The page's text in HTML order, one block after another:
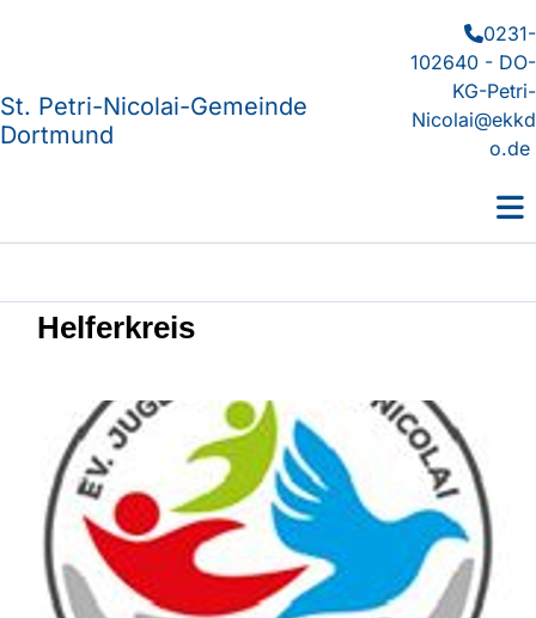
St. Petri-Nicolai-Gemeinde
Dortmund
0231-
102640 - DO-
KG-Petri-
Nicolai@ekkd
o.de
Helferkreis